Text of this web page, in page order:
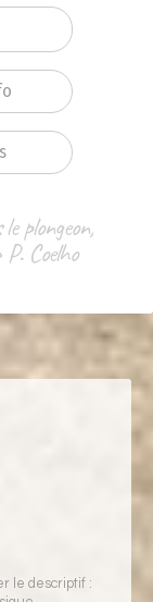
plongeon,
Coelho
le descriptif :